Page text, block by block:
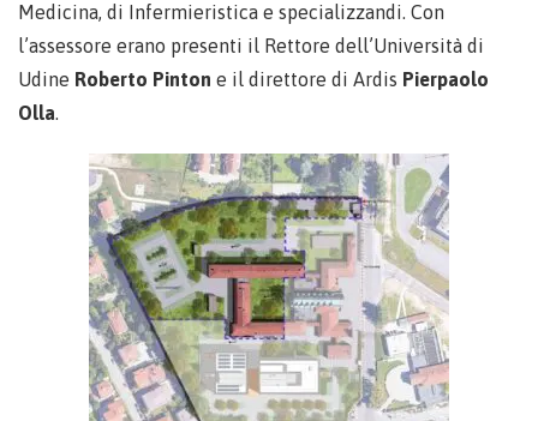
Medicina, di Infermieristica e specializzandi. Con
l’assessore erano presenti il Rettore dell’Università di
Udine Roberto Pinton e il direttore di Ardis Pierpaolo
Olla.